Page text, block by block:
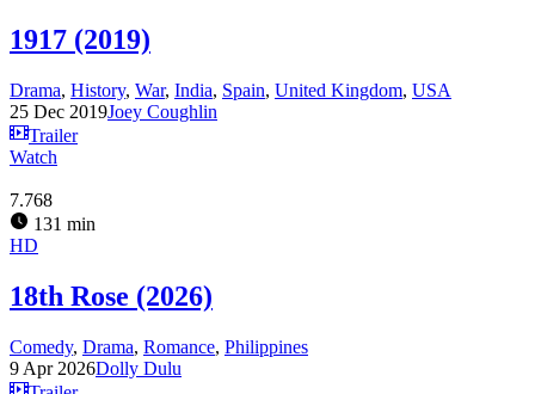
1917 (2019)
Drama, History, War, India, Spain, United Kingdom, USA
25 Dec 2019Joey Coughlin
Trailer
Watch
7.768
131 min
HD
18th Rose (2026)
Comedy, Drama, Romance, Philippines
9 Apr 2026Dolly Dulu